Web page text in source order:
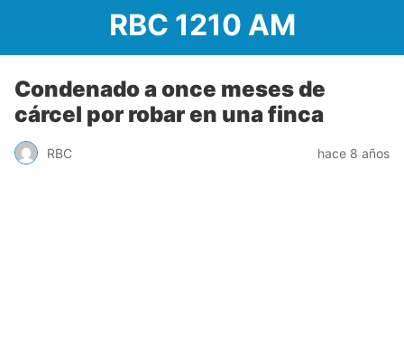
RBC 1210 AM
Condenado a once meses de
cárcel por robar en una finca
RBC hace 8 años